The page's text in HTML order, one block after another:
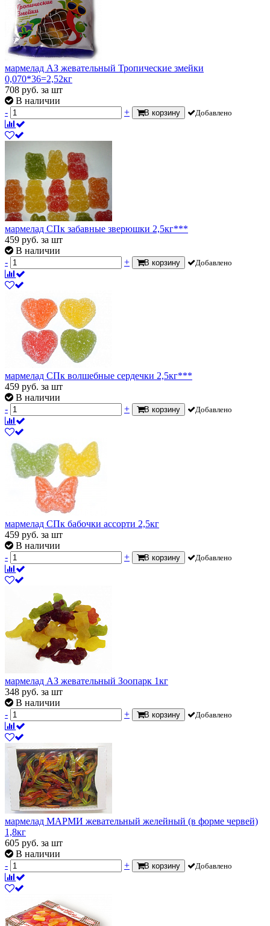
мармелад АЗ жевательный Тропические змейки
0,070*36=2,52кг
708 руб. за шт
В наличии
-
+ В корзину Добавлено
мармелад СПк забавные зверюшки 2,5кг***
459 руб. за шт
В наличии
-
+ В корзину Добавлено
мармелад СПк волшебные сердечки 2,5кг***
459 руб. за шт
В наличии
-
+ В корзину Добавлено
мармелад СПк бабочки ассорти 2,5кг
459 руб. за шт
В наличии
-
+ В корзину Добавлено
мармелад АЗ жевательный Зоопарк 1кг
348 руб. за шт
В наличии
-
+ В корзину Добавлено
мармелад МАРМИ жевательный желейный (в форме червей)
1,8кг
605 руб. за шт
В наличии
-
+ В корзину Добавлено